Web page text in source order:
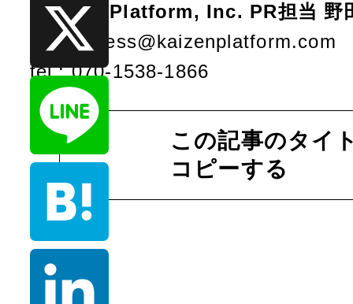
[Kaizen Platform, Inc. PR担当 野
mail : press@kaizenplatform.com
tel : 070-1538-1866
c
b
o
X
n
この記事のタイ
コピーする